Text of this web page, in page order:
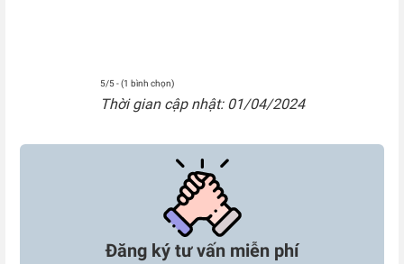
5/5 - (1 bình chọn)
Thời gian cập nhật: 01/04/2024
Đăng ký tư vấn miễn phí